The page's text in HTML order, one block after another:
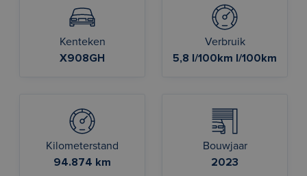
Kenteken
X908GH
Verbruik
5,8 l/100km l/100km
Kilometerstand
94.874 km
Bouwjaar
2023